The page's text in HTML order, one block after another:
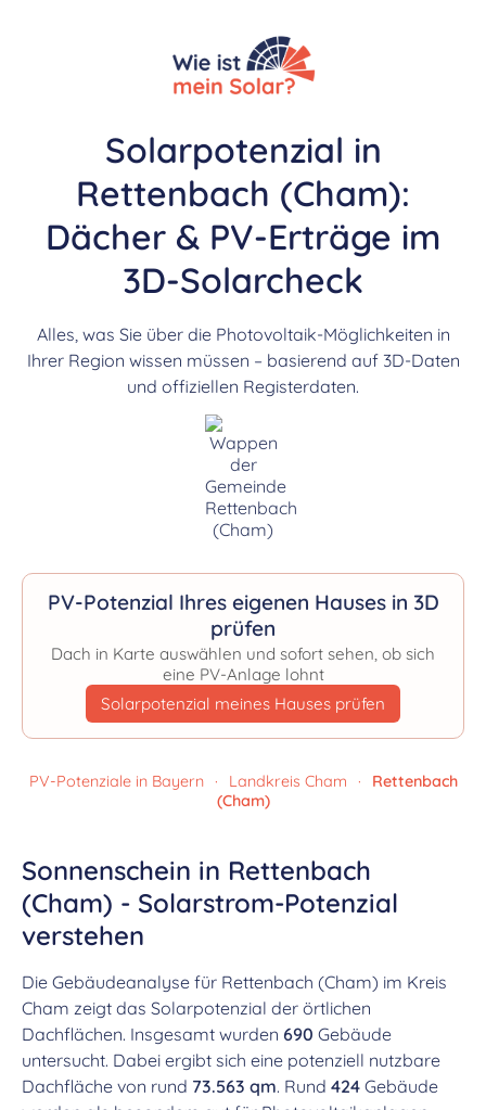
Solarpotenzial in
Rettenbach (Cham):
Dächer & PV-Erträge im
3D-Solarcheck
Alles, was Sie über die Photovoltaik-Möglichkeiten in
Ihrer Region wissen müssen – basierend auf 3D-Daten
und offiziellen Registerdaten.
PV-Potenzial Ihres eigenen Hauses in 3D
prüfen
Dach in Karte auswählen und sofort sehen, ob sich
eine PV-Anlage lohnt
Solarpotenzial meines Hauses prüfen
PV-Potenziale in Bayern · Landkreis Cham ·
Rettenbach
(Cham)
Sonnenschein in Rettenbach
(Cham) - Solarstrom-Potenzial
verstehen
Die Gebäudeanalyse für Rettenbach (Cham) im Kreis
Cham zeigt das Solarpotenzial der örtlichen
Dachflächen. Insgesamt wurden 690 Gebäude
untersucht. Dabei ergibt sich eine potenziell nutzbare
Dachfläche von rund 73.563 qm. Rund 424 Gebäude